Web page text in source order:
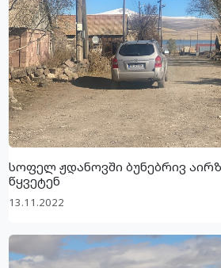
სოფელ ჟდანოვში ბუნებრივ
წყვეტენ
13.11.2022